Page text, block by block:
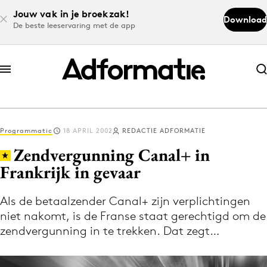
Jouw vak in je broekzak!
De beste leeservaring met de app
Download
Abonneer nu
Abonneer nu
Log in
Download de app
Volg het laatste nieuws via de Adformatie
Nieuws app
Programmatic 18 APRIL 2002 REDACTIE ADFORMATIE
Zendvergunning Canal+ in
Frankrijk in gevaar
Als de betaalzender Canal+ zijn verplichtingen
niet nakomt, is de Franse staat gerechtigd om de
zendvergunning in te trekken. Dat zegt…